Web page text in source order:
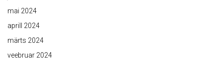
mai 2024
aprill 2024
märts 2024
veebruar 2024